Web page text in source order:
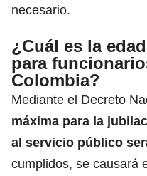
necesario.
¿Cuál es la
para
Colombia?
Mediante el Decreto
máxima para la
al servicio público
cumplidos, se causará